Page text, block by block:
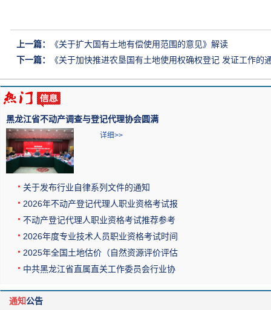
上一篇：
《关于扩大国有土地有偿使用范围的意见》解读
下一篇：
《关于加快推进农垦国有土地使用权确权登记 发证工作的
黑龙江省不动产调查与登记代理协会圆满
详细>>
关于发布行业自律系列文件的通知
2026年不动产登记代理人职业资格考试报
不动产登记代理人职业资格考试推荐参考
2026年度专业技术人员职业资格考试时间
2025年全国土地估价（自然资源评价评估
中共黑龙江省直属直关工作委员会行业协
通知公告